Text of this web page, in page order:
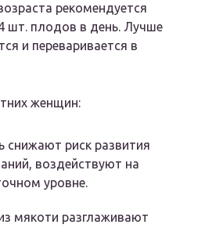
рекомендуется
шт. плодов в день. Лучше
и переваривается в
женщин:
снижают риск развития
воздействуют на
уровне.
мякоти разглаживают